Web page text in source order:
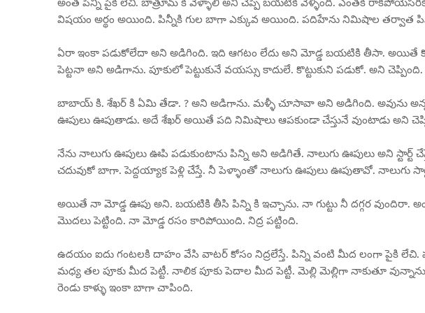
అంత పిన్ని పైకి లేచి. బాత్రూమ్ కి వెళ్ళాలి అని చెప్పి బయటికి వెళ్ళింది. ఎంతకీ
విషయం అర్థం అయింది. పిన్నీకి గుల బాగా ఎక్కువ అయింది. పదిహేను నిమిషాల తర్వాత
ఏరా ఇంకా పడుకోలేదా అని అడిగింది. ఇది ఆగటం లేదు అని మోడ్డ బయటికి తీసా. అయితే
పెట్టనా అని అడిగాను. పూకులో పెట్టుకునే వయస్సు కాదులే. కొట్టుకుని పడుకో. అని చెప్పింది.
బాబాయ్ కి. శేఖర్ కి ఏమి తేడా. ? అని అడిగాను. మళ్ళీ చూసావా అని అడిగింది. అవును
ఊపులు ఊపుతాడు. అదే శేఖర్ అయితే పది నిమిషాలు ఆపకుండా చేస్తునే వుంటాడు అని
నేను నాలుగు ఊపులు ఊపి పడుకుంటాను పిన్ని అని అడిగితే. నాలుగు ఊపులు అని స్టార్ట్
చదువుకో బాగా. పెద్దయ్యాక పెళ్లి చేస్తే. నీ పెళ్ళాంతో నాలుగు ఊపులు ఊపుతావో. నాలుగు
అయితే నా మోడ్డ ఊపు అని. బయటికి తీసి పిన్ని కి ఇచ్చాను. నా గుట్టు నీ దగ్గర వుందిరా.
మొదలు పెట్టింది. నా మోడ్డ రసం కారిపోయింది. నిద్ర పట్టింది.
ఉదయం ఐదు గంటలకి దాహం వేసి వాటర్ కోసం నిద్రలేస్తే. పిన్ని వంటి మీద లంగా పైకి లేచి.
మధ్య తల పూకు మీద పెట్టీ. నాలిక పూకు పెదాల మీద పెట్టీ. మెల్లి మెల్లిగా నాకుతూ
రెండు కాళ్ళు ఇంకా బాగా చాపింది.